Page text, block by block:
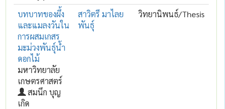
บทบาทของผึ้ง
และแมลงวันใน
การผสมเกสร
มะม่วงพันธุ์น้ำ
ดอกไม้
มหาวิทยาลัย
เกษตรศาสตร์
สมนึก บุญ
เกิด
สาวิตรี มาไลย
พันธุ์
วิทยานิพนธ์/Thesis